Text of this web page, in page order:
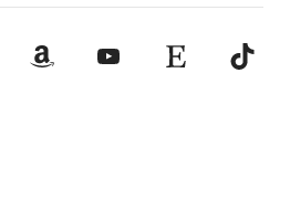
AmazonYouTube
Etsy-Shop